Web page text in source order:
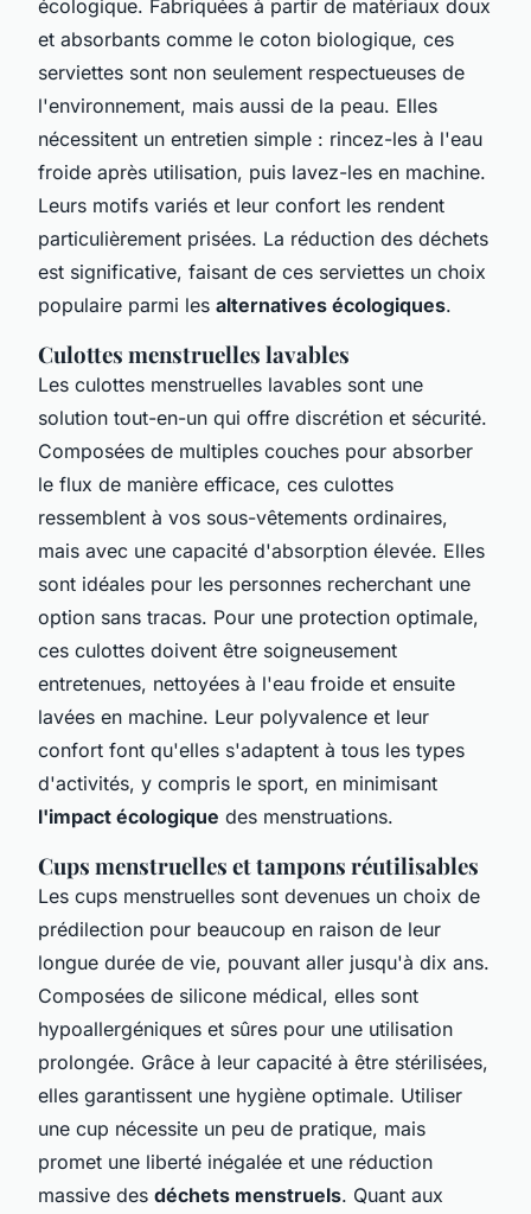
écologique. Fabriquées à partir de matériaux doux
et absorbants comme le coton biologique, ces
serviettes sont non seulement respectueuses de
l'environnement, mais aussi de la peau. Elles
nécessitent un entretien simple : rincez-les à l'eau
froide après utilisation, puis lavez-les en machine.
Leurs motifs variés et leur confort les rendent
particulièrement prisées. La réduction des déchets
est significative, faisant de ces serviettes un choix
populaire parmi les alternatives écologiques.
Culottes menstruelles lavables
Les culottes menstruelles lavables sont une
solution tout-en-un qui offre discrétion et sécurité.
Composées de multiples couches pour absorber
le flux de manière efficace, ces culottes
ressemblent à vos sous-vêtements ordinaires,
mais avec une capacité d'absorption élevée. Elles
sont idéales pour les personnes recherchant une
option sans tracas. Pour une protection optimale,
ces culottes doivent être soigneusement
entretenues, nettoyées à l'eau froide et ensuite
lavées en machine. Leur polyvalence et leur
confort font qu'elles s'adaptent à tous les types
d'activités, y compris le sport, en minimisant
l'impact écologique des menstruations.
Cups menstruelles et tampons réutilisables
Les cups menstruelles sont devenues un choix de
prédilection pour beaucoup en raison de leur
longue durée de vie, pouvant aller jusqu'à dix ans.
Composées de silicone médical, elles sont
hypoallergéniques et sûres pour une utilisation
prolongée. Grâce à leur capacité à être stérilisées,
elles garantissent une hygiène optimale. Utiliser
une cup nécessite un peu de pratique, mais
promet une liberté inégalée et une réduction
massive des déchets menstruels. Quant aux